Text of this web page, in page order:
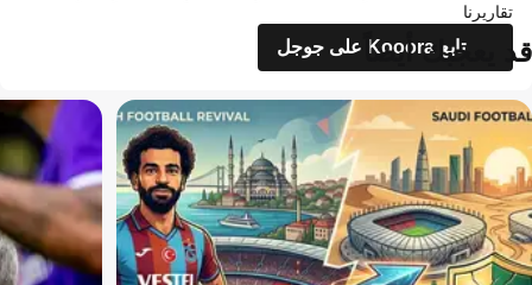
تقاريرنا
تابع Kooora على جوجل
قد يعجبك أيضاً